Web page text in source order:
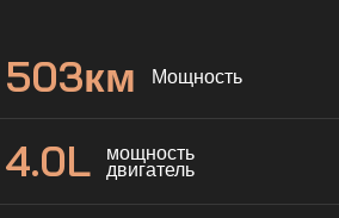
503км Мощность
4.0L мощность
двигатель